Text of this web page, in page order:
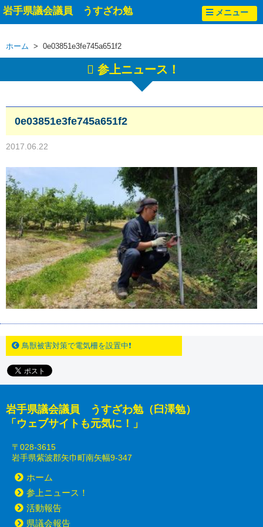
岩手県議会議員 うすざわ勉 メニュー
ホーム > 0e03851e3fe745a651f2
参上ニュース！
0e03851e3fe745a651f2
2017.06.22
鳥獣被害対策で電気柵を設置中❗
岩手県議会議員 うすざわ勉（臼澤勉）
「ウェブサイトも元気に！」
〒028-3615
岩手県紫波郡矢巾町南矢幅9-347
ホーム
参上ニュース！
活動報告
県議会報告